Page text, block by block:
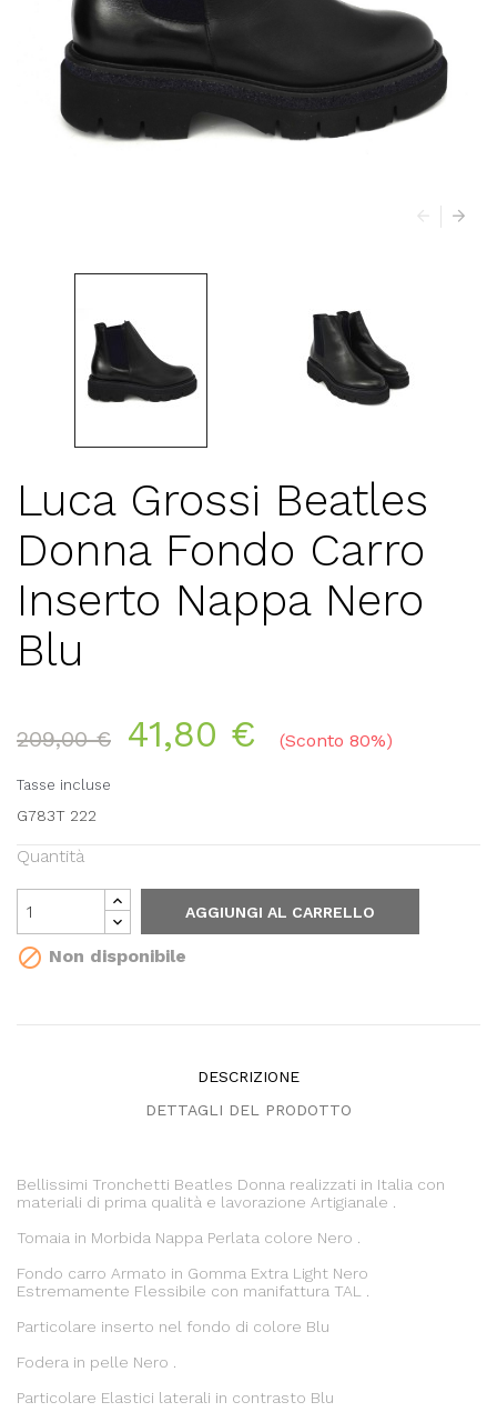
Luca Grossi Beatles
Donna Fondo Carro
Inserto Nappa Nero
Blu
209,00 € 41,80 € Sconto 80%
Tasse incluse
G783T 222
Quantità
AGGIUNGI AL CARRELLO
 Non disponibile
DESCRIZIONE
DETTAGLI DEL PRODOTTO
Bellissimi Tronchetti Beatles Donna realizzati in Italia con
materiali di prima qualità e lavorazione Artigianale .
Tomaia in Morbida Nappa Perlata colore Nero .
Fondo carro Armato in Gomma Extra Light Nero
Estremamente Flessibile con manifattura TAL .
Particolare inserto nel fondo di colore Blu
Fodera in pelle Nero .
Particolare Elastici laterali in contrasto Blu